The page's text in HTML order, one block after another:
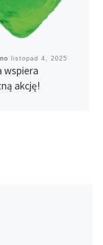
listopad 4, 2025
wspiera
akcję!